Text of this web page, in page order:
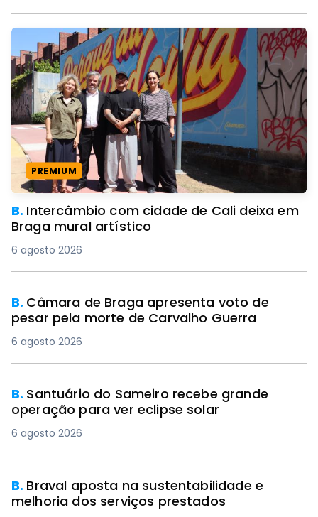
PREMIUM
B. Intercâmbio com cidade de Cali deixa em
Braga mural artístico
6 agosto 2026
B. Câmara de Braga apresenta voto de
pesar pela morte de Carvalho Guerra
6 agosto 2026
B. Santuário do Sameiro recebe grande
operação para ver eclipse solar
6 agosto 2026
B. Braval aposta na sustentabilidade e
melhoria dos serviços prestados